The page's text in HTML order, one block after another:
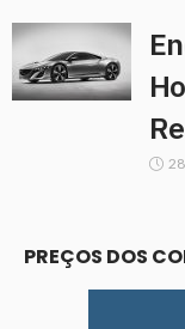
PREÇOS DOS